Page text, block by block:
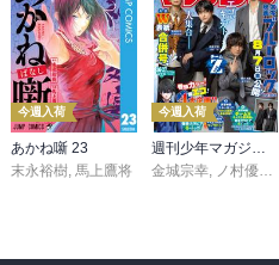
今週入荷
あかね噺 23
末永裕樹, 馬上鷹将
今週入荷
週刊少年マガジン 2026年36・37号[2026年8月5日発売]
金城宗幸, ノ村優介